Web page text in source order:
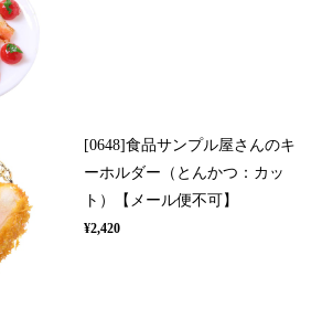
[0648]食品サンプル屋さんのキ
ーホルダー（とんかつ：カッ
ト）【メール便不可】
¥2,420